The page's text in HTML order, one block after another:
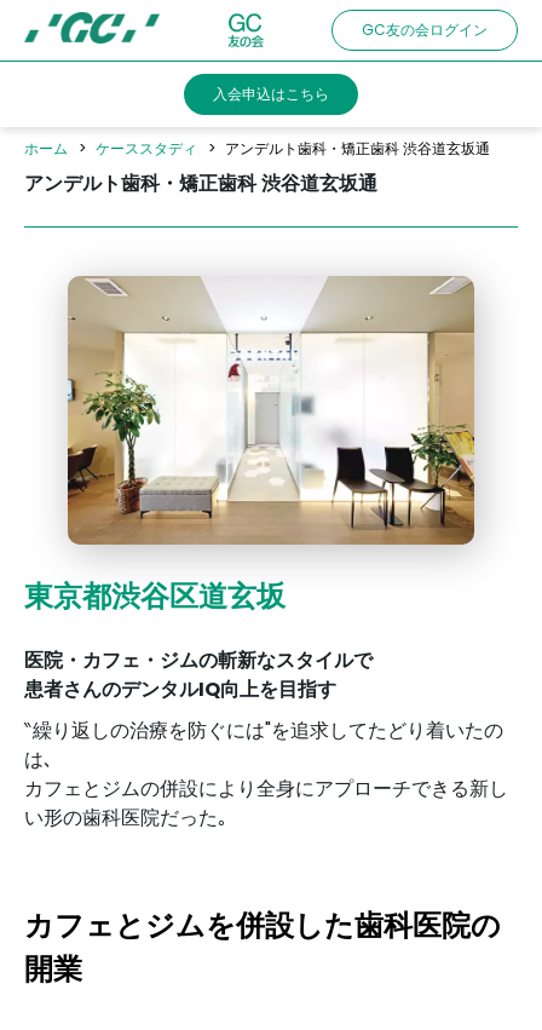
GC友の会ログイン
入会申込はこちら
ホーム ケーススタディ アンデルト歯科・矯正歯科 渋谷道玄坂通
アンデルト歯科・矯正歯科 渋谷道玄坂通
東京都渋谷区道玄坂
医院・カフェ・ジムの斬新なスタイルで
患者さんのデンタルIQ向上を目指す
‶繰り返しの治療を防ぐには"を追求してたどり着いたの
は､
カフェとジムの併設により全身にアプローチできる新し
い形の歯科医院だった｡
カフェとジムを併設した歯科医院の
開業